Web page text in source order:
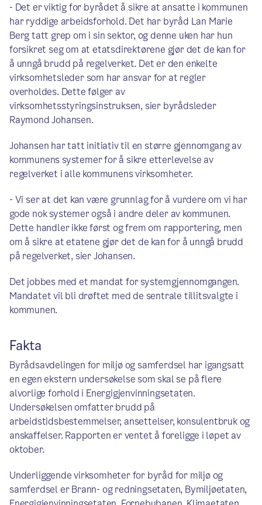
- Det er viktig for byrådet å sikre at ansatte i kommunen
har ryddige arbeidsforhold. Det har byråd Lan Marie
Berg tatt grep om i sin sektor, og denne uken har hun
forsikret seg om at etatsdirektørene gjør det de kan for
å unngå brudd på regelverket. Det er den enkelte
virksomhetsleder som har ansvar for at regler
overholdes. Dette følger av
virksomhetsstyringsinstruksen, sier byrådsleder
Raymond Johansen.
Johansen har tatt initiativ til en større gjennomgang av
kommunens systemer for å sikre etterlevelse av
regelverket i alle kommunens virksomheter.
- Vi ser at det kan være grunnlag for å vurdere om vi har
gode nok systemer også i andre deler av kommunen.
Dette handler ikke først og frem om rapportering, men
om å sikre at etatene gjør det de kan for å unngå brudd
på regelverket, sier Johansen.
Det jobbes med et mandat for systemgjennomgangen.
Mandatet vil bli drøftet med de sentrale tillitsvalgte i
kommunen.
Fakta
Byrådsavdelingen for miljø og samferdsel har igangsatt
en egen ekstern undersøkelse som skal se på flere
alvorlige forhold i Energigjenvinningsetaten.
Undersøkelsen omfatter brudd på
arbeidstidsbestemmelser, ansettelser, konsulentbruk og
anskaffelser. Rapporten er ventet å foreligge i løpet av
oktober.
Underliggende virksomheter for byråd for miljø og
samferdsel er Brann- og redningsetaten, Bymiljøetaten,